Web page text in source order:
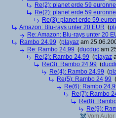
Re(2): planet erde 59
Re(2): planet erde 59
Re(3): planet erde 59
Amazon: Blu-rays unter 20 EUR (
Re: Amazon: Blu-rays unter 20
Rambo 24,99 (playaz am
Re: Rambo 24,99 (ducduc am
Re(2): Rambo 24,99 (playaz
Re(3): Rambo 24,99 (
Re(4): Rambo 24,99 (
Re(5): Rambo 24,99 (
Re(6): Rambo
Re(7): Rambo
Re(8):
Re(9):
Vom